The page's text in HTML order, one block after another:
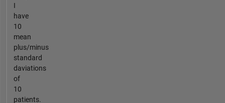
I
have
10
mean
plus/minus
standard
daviations
of
10
patients.